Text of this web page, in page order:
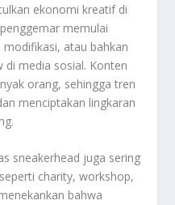
ekonomi kreatif di
memulai
atau bahkan
media sosial. Konten
orang, sehingga tren
menciptakan lingkaran
sneakerhead juga sering
charity, workshop,
bahwa